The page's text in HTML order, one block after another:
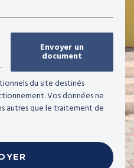
Envoyer un
document
du site destinés
Vos données ne
autres que le traitement de